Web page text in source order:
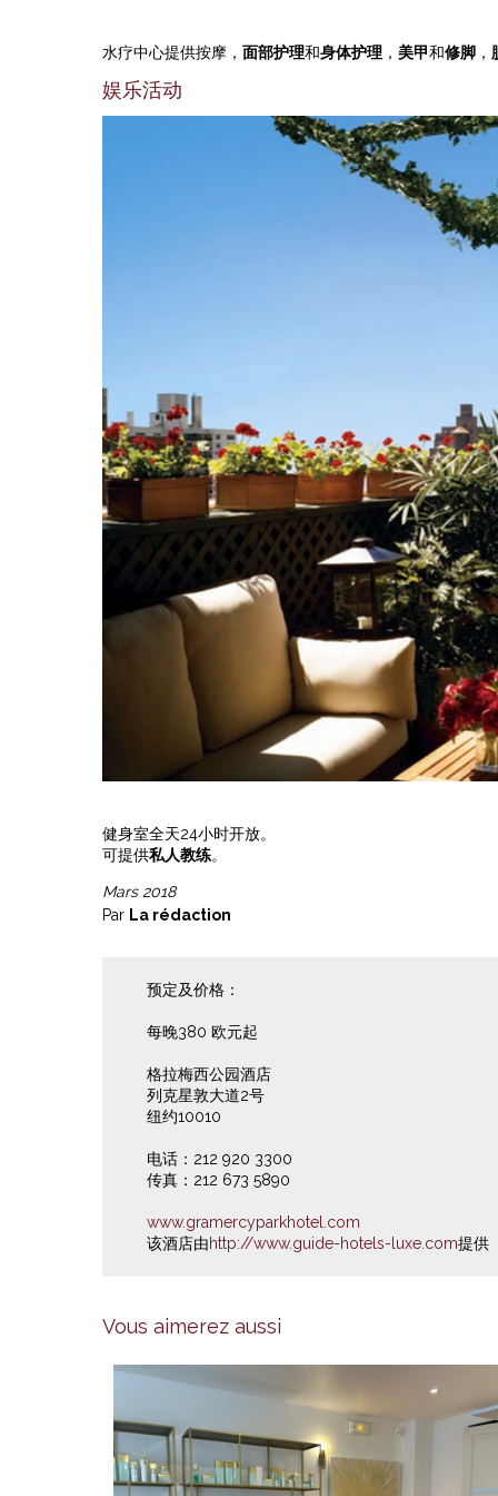
水疗中心提供按摩， 面部护理和身体护理 ， 美甲和修脚 ，
娱乐活动
健身室全天24小时开放。
可提供私人教练。
Mars 2018
Par La rédaction
预定及价格：
每晚380 欧元起
格拉梅西公园酒店
列克星敦大道2号
纽约10010
电话：212 920 3300
传真：212 673 5890
www.gramercyparkhotel.com
该酒店由http://www.guide-hotels-luxe.com提供
Vous aimerez aussi